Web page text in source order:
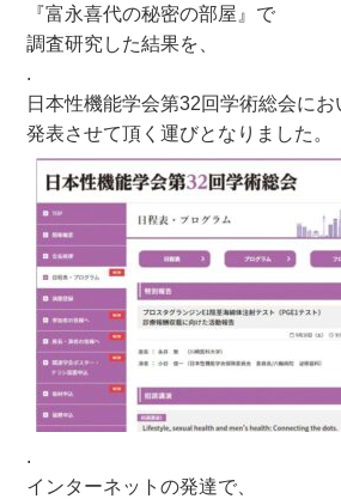
『富永喜代の秘密の部屋』で
調査研究した結果を、
.
日本性機能学会第32回学術総会にお
発表させて頂く運びとなりました。
.
インターネットの発達で、